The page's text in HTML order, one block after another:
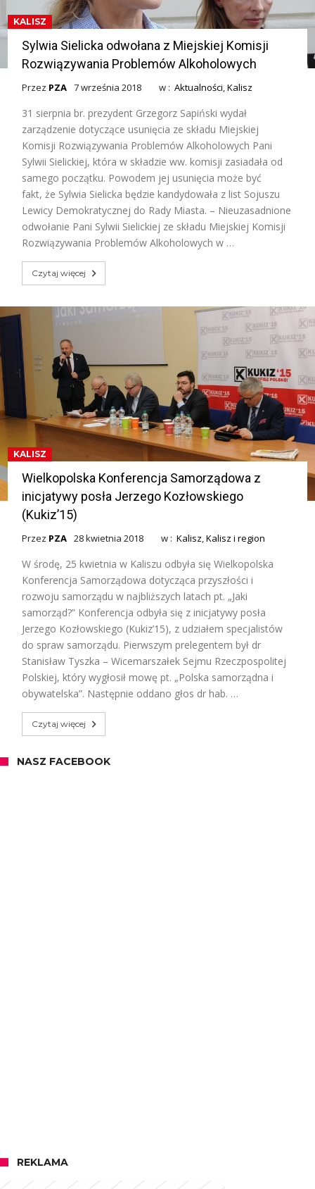
KALISZ
Sylwia Sielicka odwołana z Miejskiej Komisji
Rozwiązywania Problemów Alkoholowych
Przez PZA 7 września 2018 w :Aktualności,Kalisz
31 sierpnia br. prezydent Grzegorz Sapiński wydał
zarządzenie dotyczące usunięcia ze składu Miejskiej
Komisji Rozwiązywania Problemów Alkoholowych Pani
Sylwii Sielickiej, która w składzie ww. komisji zasiadała od
samego początku. Powodem jej usunięcia może być
fakt, że Sylwia Sielicka będzie kandydowała z list Sojuszu
Lewicy Demokratycznej do Rady Miasta. – Nieuzasadnione
odwołanie Pani Sylwii Sielickiej ze składu Miejskiej Komisji
Rozwiązywania Problemów Alkoholowych w …
Czytaj więcej
KALISZ
Wielkopolska Konferencja Samorządowa z
inicjatywy posła Jerzego Kozłowskiego
(Kukiz’15)
Przez PZA 28 kwietnia 2018 w :Kalisz,Kalisz i region
W środę, 25 kwietnia w Kaliszu odbyła się Wielkopolska
Konferencja Samorządowa dotycząca przyszłości i
rozwoju samorządu w najbliższych latach pt. „Jaki
samorząd?” Konferencja odbyła się z inicjatywy posła
Jerzego Kozłowskiego (Kukiz’15), z udziałem specjalistów
do spraw samorządu. Pierwszym prelegentem był dr
Stanisław Tyszka – Wicemarszałek Sejmu Rzeczpospolitej
Polskiej, który wygłosił mowę pt. „Polska samorządna i
obywatelska”. Następnie oddano głos dr hab. …
Czytaj więcej
NASZ FACEBOOK
REKLAMA